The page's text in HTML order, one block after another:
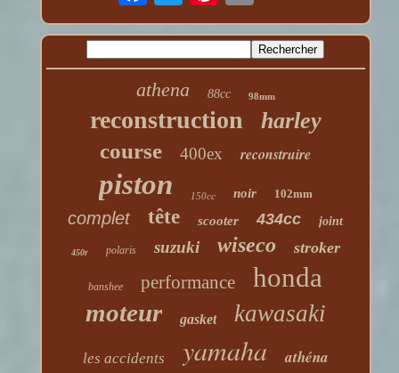
athena 88cc 98mm
reconstruction harley
course 400ex reconstruire
piston 150cc noir 102mm
complet tête scooter 434cc joint
450r polaris suzuki wiseco stroker
banshee performance honda
moteur gasket kawasaki
les accidents yamaha athéna